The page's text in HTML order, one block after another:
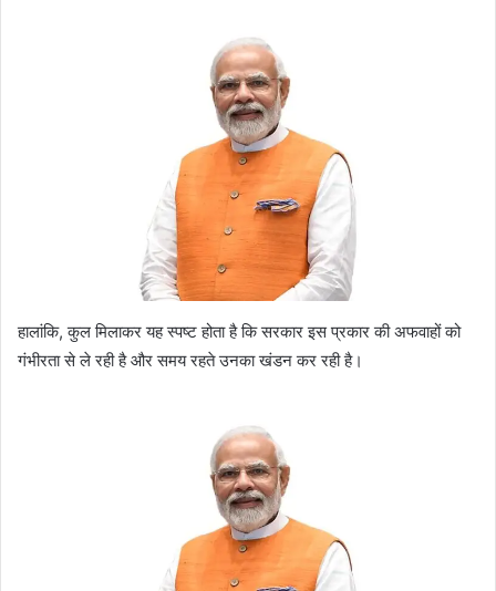
हालांकि, कुल मिलाकर यह स्पष्ट होता है कि सरकार इस प्रकार की अफवाहों को
गंभीरता से ले रही है और समय रहते उनका खंडन कर रही है।